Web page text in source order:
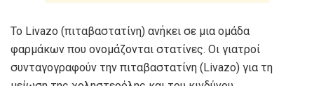
Το Livazo (πιταβαστατίνη) ανήκει σε μια ομάδα
φαρμάκων που ονομάζονται στατίνες. Οι γιατροί
συνταγογραφούν την πιταβαστατίνη (Livazo) για τη